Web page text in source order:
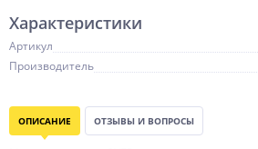
Характеристики
Артикул
Производитель
ОПИСАНИЕ ОТЗЫВЫ И ВОПРОСЫ